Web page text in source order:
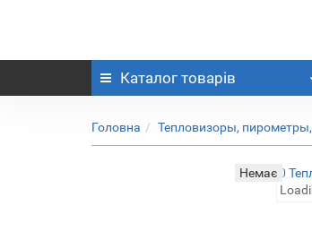
Каталог товарів
Головна Тепловизоры,
Немає